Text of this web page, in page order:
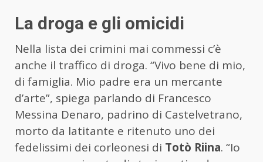
La droga e gli omicidi
Nella lista dei crimini mai commessi c’è
anche il traffico di droga. “Vivo bene di mio,
di famiglia. Mio padre era un mercante
d’arte”, spiega parlando di Francesco
Messina Denaro, padrino di Castelvetrano,
morto da latitante e ritenuto uno dei
fedelissimi dei corleonesi di Totò Riina. “Io